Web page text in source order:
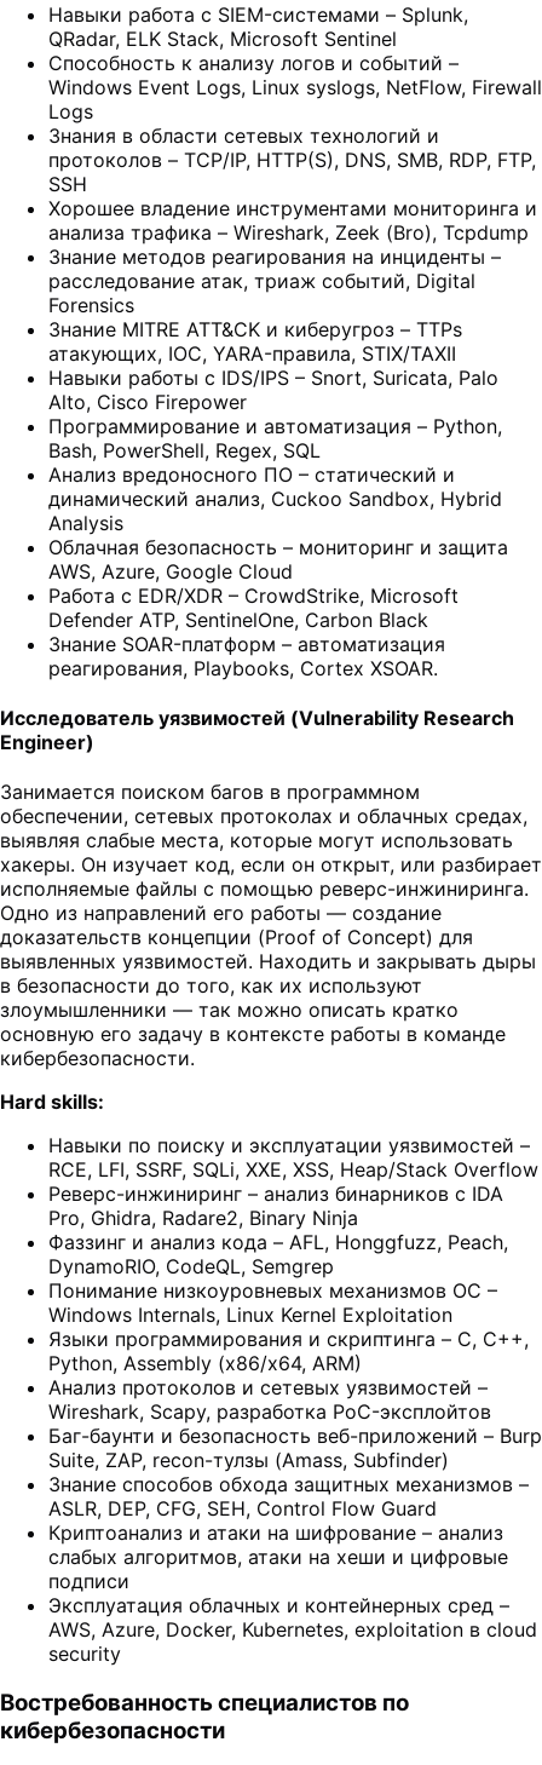
Навыки работа с SIEM-системами – Splunk,
QRadar, ELK Stack, Microsoft Sentinel
Способность к анализу логов и событий –
Windows Event Logs, Linux syslogs, NetFlow, Firewall
Logs
Знания в области сетевых технологий и
протоколов – TCP/IP, HTTP(S), DNS, SMB, RDP, FTP,
SSH
Хорошее владение инструментами мониторинга и
анализа трафика – Wireshark, Zeek (Bro), Tcpdump
Знание методов реагирования на инциденты –
расследование атак, триаж событий, Digital
Forensics
Знание MITRE ATT&CK и киберугроз – TTPs
атакующих, IOC, YARA-правила, STIX/TAXII
Навыки работы с IDS/IPS – Snort, Suricata, Palo
Alto, Cisco Firepower
Программирование и автоматизация – Python,
Bash, PowerShell, Regex, SQL
Анализ вредоносного ПО – статический и
динамический анализ, Cuckoo Sandbox, Hybrid
Analysis
Облачная безопасность – мониторинг и защита
AWS, Azure, Google Cloud
Работа с EDR/XDR – CrowdStrike, Microsoft
Defender ATP, SentinelOne, Carbon Black
Знание SOAR-платформ – автоматизация
реагирования, Playbooks, Cortex XSOAR.
Исследователь уязвимостей (Vulnerability Research
Engineer)
Занимается поиском багов в программном
обеспечении, сетевых протоколах и облачных средах,
выявляя слабые места, которые могут использовать
хакеры. Он изучает код, если он открыт, или разбирает
исполняемые файлы с помощью реверс-инжиниринга.
Одно из направлений его работы — создание
доказательств концепции (Proof of Concept) для
выявленных уязвимостей. Находить и закрывать дыры
в безопасности до того, как их используют
злоумышленники — так можно описать кратко
основную его задачу в контексте работы в команде
кибербезопасности.
Hard skills:
Навыки по поиску и эксплуатации уязвимостей –
RCE, LFI, SSRF, SQLi, XXE, XSS, Heap/Stack Overflow
Реверс-инжиниринг – анализ бинарников с IDA
Pro, Ghidra, Radare2, Binary Ninja
Фаззинг и анализ кода – AFL, Honggfuzz, Peach,
DynamoRIO, CodeQL, Semgrep
Понимание низкоуровневых механизмов ОС –
Windows Internals, Linux Kernel Exploitation
Языки программирования и скриптинга – C, C++,
Python, Assembly (x86/x64, ARM)
Анализ протоколов и сетевых уязвимостей –
Wireshark, Scapy, разработка PoC-эксплойтов
Баг-баунти и безопасность веб-приложений – Burp
Suite, ZAP, recon-тулзы (Amass, Subfinder)
Знание способов обхода защитных механизмов –
ASLR, DEP, CFG, SEH, Control Flow Guard
Криптоанализ и атаки на шифрование – анализ
слабых алгоритмов, атаки на хеши и цифровые
подписи
Эксплуатация облачных и контейнерных сред –
AWS, Azure, Docker, Kubernetes, exploitation в cloud
security
Востребованность специалистов по
кибербезопасности